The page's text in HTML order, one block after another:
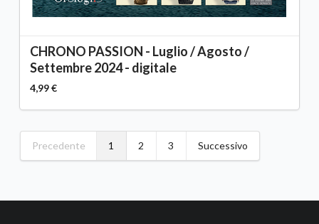
CHRONO PASSION - Luglio / Agosto /
Settembre 2024 - digitale
4,99 €
Precedente 1 2 3 Successivo